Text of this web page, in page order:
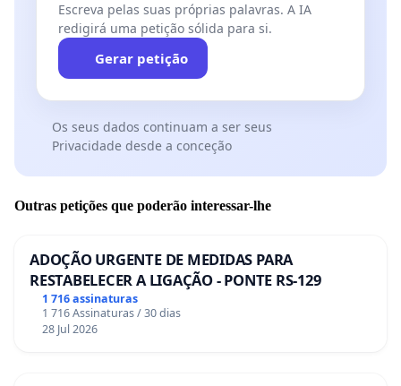
Escreva pelas suas próprias palavras. A IA
redigirá uma petição sólida para si.
Gerar petição
Os seus dados continuam a ser seus
Privacidade desde a conceção
Outras petições que poderão interessar-lhe
ADOÇÃO URGENTE DE MEDIDAS PARA
RESTABELECER A LIGAÇÃO - PONTE RS-129
1 716 assinaturas
1 716 Assinaturas / 30 dias
28 Jul 2026